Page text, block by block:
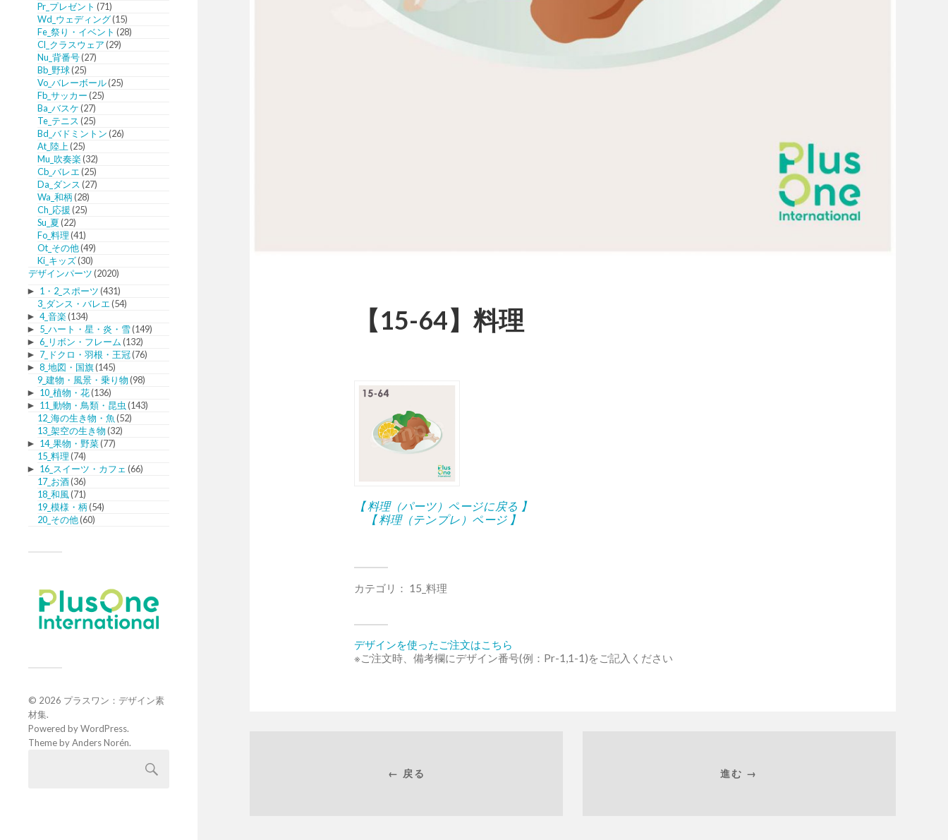
Pr_プレゼント (71)
Wd_ウェディング(15)
Fe_祭り・イベント (28)
Cl_クラスウェア(29)
Nu_背番号(27)
Bb_野球(25)
Vo_バレーボール(25)
Fb_サッカー(25)
Ba_バスケ(27)
Te_テニス(25)
Bd_バドミントン(26)
At_陸上(25)
Mu_吹奏楽(32)
Cb_バレエ(25)
Da_ダンス(27)
Wa_和柄(28)
Ch_応援(25)
Su_夏(22)
Fo_料理(41)
Ot_その他(49)
Ki_キッズ(30)
デザインパーツ(2020)
► 1・2_スポーツ(431)
3_ダンス・バレエ(54)
► 4_音楽(134)
► 5_ハート・星・炎・雪(149)
► 6_リボン・フレーム(132)
► 7_ドクロ・羽根・王冠(76)
► 8_地図・国旗(145)
9_建物・風景・乗り物(98)
► 10_植物・花(136)
► 11_動物・鳥類・昆虫 (143)
12_海の生き物・魚 (52)
13_架空の生き物(32)
► 14_果物・野菜(77)
15_料理(74)
► 16_スイーツ・カフェ (66)
17_お酒(36)
18_和風(71)
19_模様・柄(54)
20_その他(60)
© 2026 プラスワン：デザイン素
材集.
Powered byWordPress.
Theme byAnders Norén.
【15-64】料理
【 料理（パーツ）ページに戻る 】
【 料理（テンプレ）ページ 】
カテゴリ： 15_料理
デザインを使ったご注文はこちら
※ご注文時、備考欄にデザイン番号(例：Pr-1,1-1)をご記入ください
← 戻る 進む →